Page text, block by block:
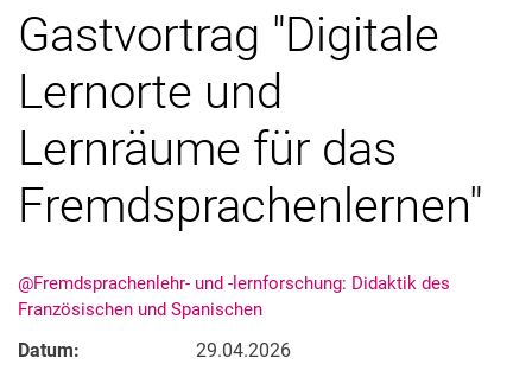
Gastvortrag "Digitale
Lernorte und
Lernräume für das
Fremdsprachenlernen"
@Fremdsprachenlehr- und -lernforschung: Didaktik des
Französischen und Spanischen
Datum:
29.04.2026